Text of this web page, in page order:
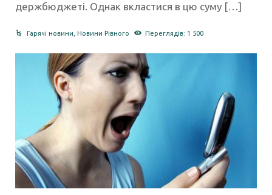
держбюджеті. Однак вкластися в цю суму […]
Гарячі новини, Новини Рівного Переглядів: 1 500